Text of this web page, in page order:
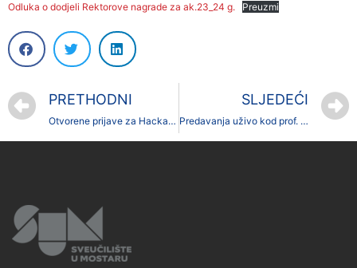
Odluka o dodjeli Rektorove nagrade za ak.23_24 g.
Preuzmi
PRETHODNI
Otvorene prijave za Hackathon
SLJEDEĆI
Predavanja uživo kod prof. Trpimir Grgića, prof. Marine Bazine i prof. Marija Šunjića